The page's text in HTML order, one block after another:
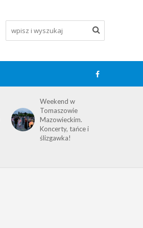
Weekend w
Tomaszowie
Mazowieckim.
Koncerty, tańce i
ślizgawka!